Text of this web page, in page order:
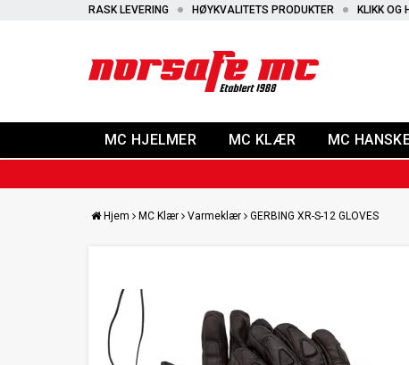
RASK LEVERING HØYKVALITETS PRODUKTER KLIKK OG
MC HJELMER MC KLÆR MC
Hjem MC Klær Varmeklær GERBING XR-S-12 GLOVES